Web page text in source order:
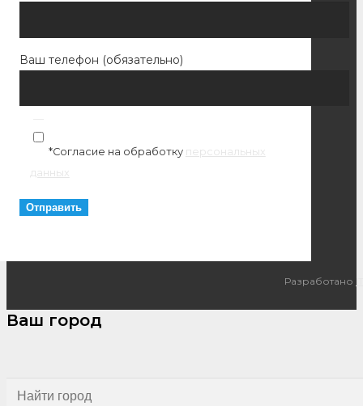
Ваш телефон (обязательно)
*Согласие на обработку персональных
данных
Разработано
Ваш город